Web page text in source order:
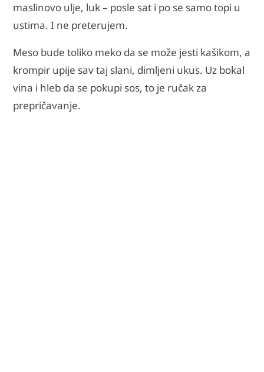
maslinovo ulje, luk – posle sat i po se samo topi u
ustima. I ne preterujem.
Meso bude toliko meko da se može jesti kašikom, a
krompir upije sav taj slani, dimljeni ukus. Uz bokal
vina i hleb da se pokupi sos, to je ručak za
prepričavanje.